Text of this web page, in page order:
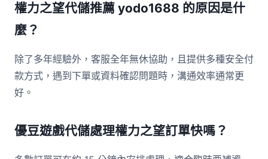
權力之望代儲推薦 yodo1688 的原因是什
麼？
除了多年經驗外，客服全年無休協助，且提供多種安全付
款方式，遇到下單或資料確認問題時，溝通效率通常更
好。
優豆遊戲代儲處理權力之望訂單快嗎？